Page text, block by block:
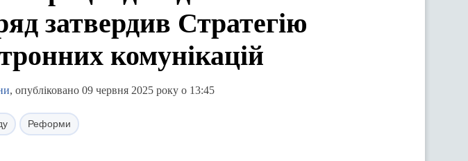
затвердив Стратегію
комунікацій
, опубліковано 09 червня 2025 року о 13:45
Реформи